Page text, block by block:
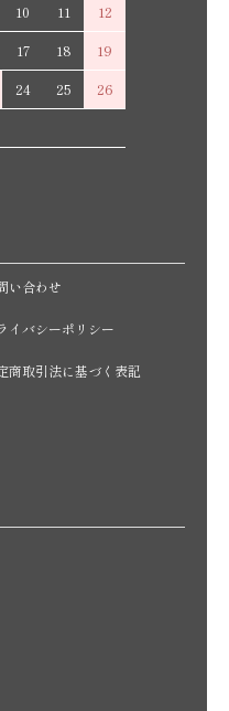
10 11
12
17 18
19
24 25
26
い合わせ
イバシーポリシー
商取引法に基づく表記